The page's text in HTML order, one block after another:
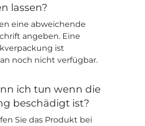
lassen?
eine abweichende
angeben. Eine
ist
noch nicht verfügbar.
ich tun wenn die
beschädigt ist?
Sie das Produkt bei